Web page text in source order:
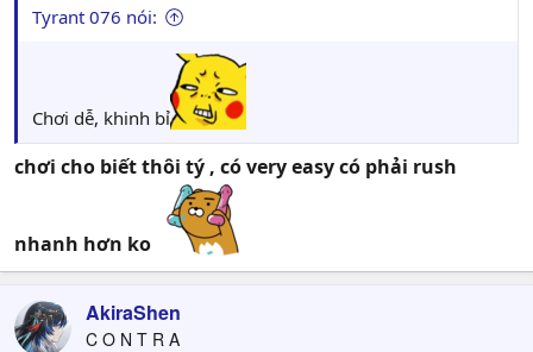
Tyrant 076 nói:
Chơi dễ, khinh bỉ
chơi cho biết thôi tý , có very easy có phải rush
nhanh hơn ko
AkiraShen
C O N T R A